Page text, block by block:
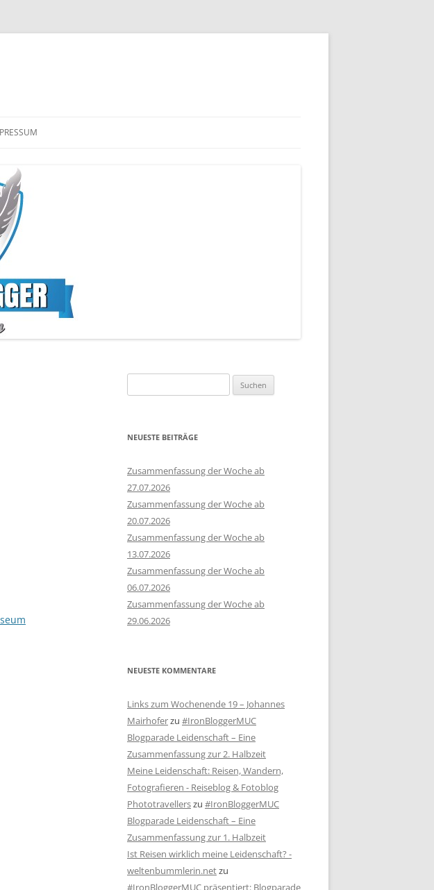
nach:
NEUESTE BEITRÄGE
Zusammenfassung der Woche ab
27.07.2026
Zusammenfassung der Woche ab
20.07.2026
Zusammenfassung der Woche ab
13.07.2026
Zusammenfassung der Woche ab
06.07.2026
Zusammenfassung der Woche ab
29.06.2026
NEUESTE KOMMENTARE
Links zum Wochenende 19 – Johannes
Mairhoferzu #IronBloggerMUC
Blogparade Leidenschaft – Eine
Zusammenfassung zur 2. Halbzeit
Meine Leidenschaft: Reisen, Wandern,
Fotografieren - Reiseblog & Fotoblog
Phototravellerszu #IronBloggerMUC
Blogparade Leidenschaft – Eine
Zusammenfassung zur 1. Halbzeit
Ist Reisen wirklich meine Leidenschaft? -
weltenbummlerin.netzu
#IronBloggerMUC präsentiert: Blogparade